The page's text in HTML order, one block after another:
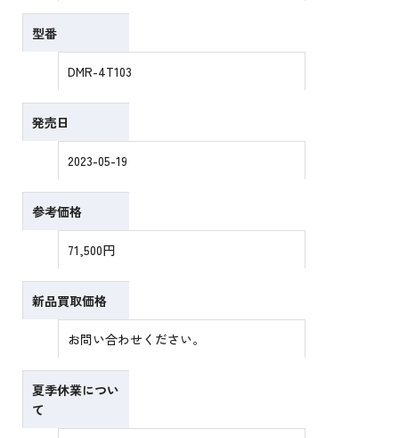
型番
DMR-4T103
発売日
2023-05-19
参考価格
71,500円
新品買取価格
お問い合わせください。
夏季休業につい
て